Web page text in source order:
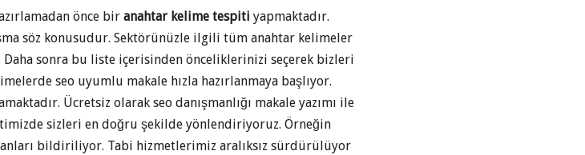
önce bir anahtar kelime tespiti yapmaktadır.
söz konusudur. Sektörünüzle ilgili tüm anahtar kelimeler
sonra bu liste içerisinden önceliklerinizi seçerek bizleri
seo uyumlu makale hızla hazırlanmaya başlıyor.
Ücretsiz olarak seo danışmanlığı makale yazımı ile
sizleri en doğru şekilde yönlendiriyoruz. Örneğin
bildiriliyor. Tabi hizmetlerimiz aralıksız sürdürülüyor